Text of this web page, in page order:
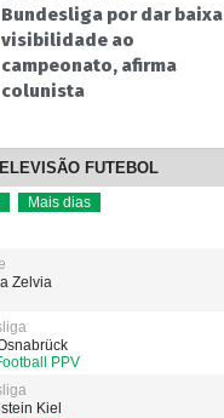
Bundesliga por dar baixa
visibilidade ao
campeonato, afirma
colunista